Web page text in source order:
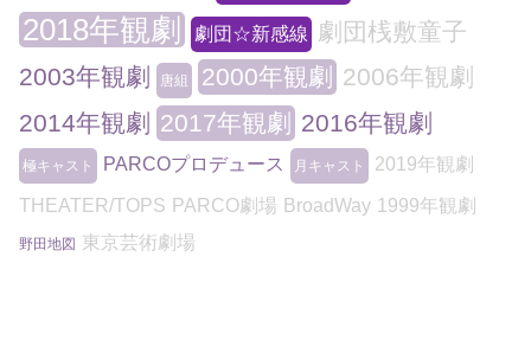
2018年観劇 劇団☆新感線
劇団桟敷童子
2003年観劇
唐組 2000年観劇
2006年観劇
2014年観劇 2017年観劇 2016年観劇
極キャスト PARCOプロデュース 月キャスト 2019年観劇
THEATER/TOPS PARCO劇場 BroadWay 1999年観劇
野田地図 東京芸術劇場